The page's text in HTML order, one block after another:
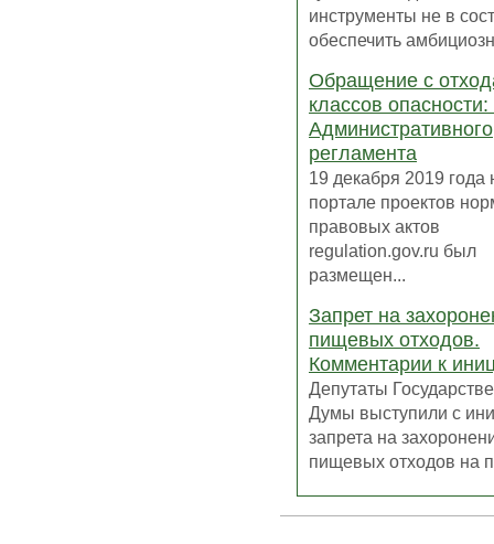
инструменты не в
обеспечить
Обращение с
классов опасности:
Административного
регламента
19 декабря 2019 года
портале проектов
правовых актов
regulation.gov.ru был
размещен...
Запрет на
пищевых отходов.
Комментарии к
Депутаты
Думы выступили с
запрета на
пищевых отходов на